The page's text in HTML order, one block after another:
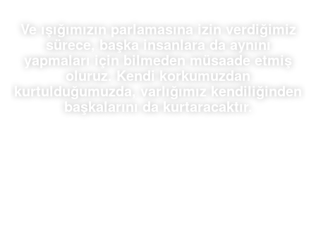
Ve ışığımızın parlamasına izin verdiğimiz
sürece, başka insanlara da aynını
yapmaları için bilmeden müsaade etmiş
oluruz. Kendi korkumuzdan
kurtulduğumuzda, varlığımız kendiliğinden
başkalarını da kurtaracaktır.